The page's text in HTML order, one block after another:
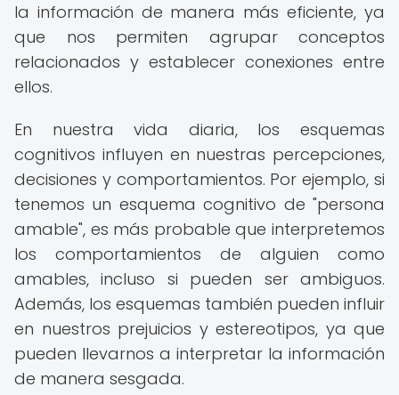
la información de manera más eficiente, ya
que nos permiten agrupar conceptos
relacionados y establecer conexiones entre
ellos.
En nuestra vida diaria, los esquemas
cognitivos influyen en nuestras percepciones,
decisiones y comportamientos. Por ejemplo, si
tenemos un esquema cognitivo de "persona
amable", es más probable que interpretemos
los comportamientos de alguien como
amables, incluso si pueden ser ambiguos.
Además, los esquemas también pueden influir
en nuestros prejuicios y estereotipos, ya que
pueden llevarnos a interpretar la información
de manera sesgada.